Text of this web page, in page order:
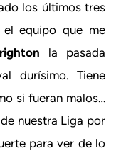
los últimos tres
equipo que me
la pasada
durísimo. Tiene
si fueran malos…
de nuestra Liga por
para ver de lo